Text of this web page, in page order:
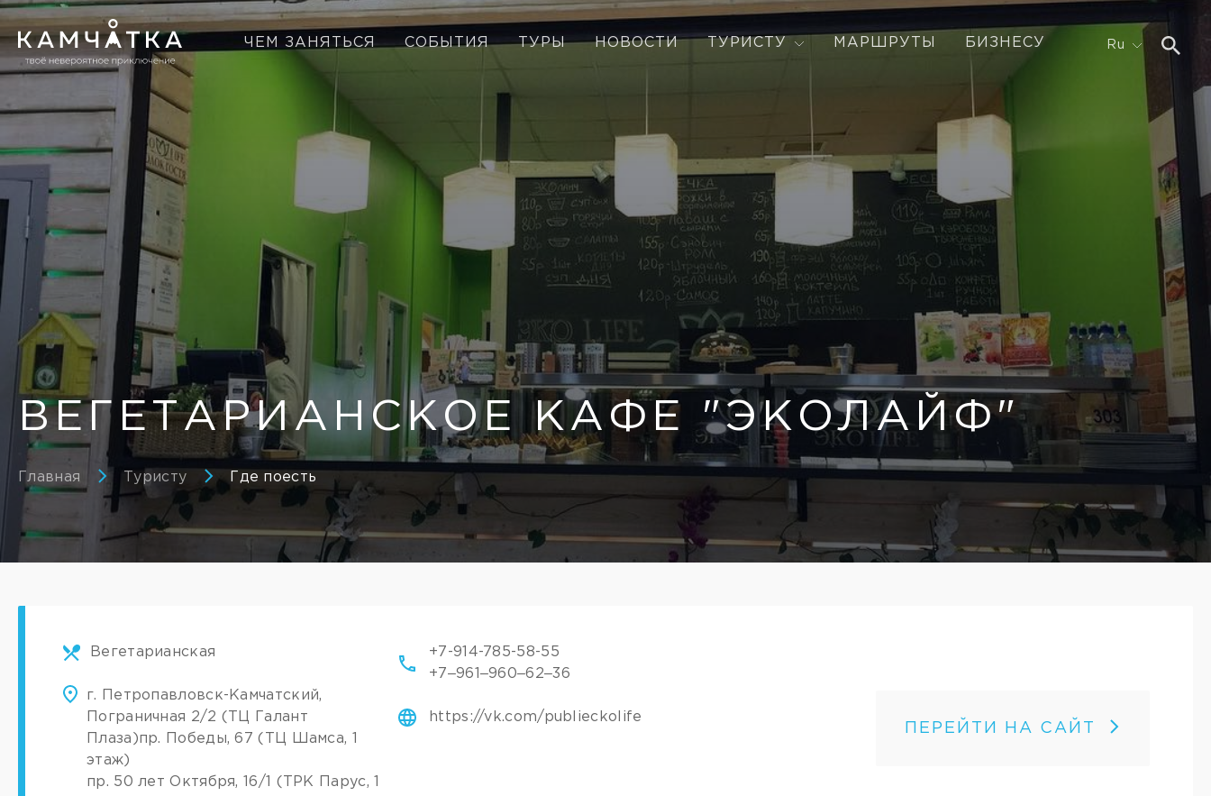
ЧЕМ ЗАНЯТЬСЯ СОБЫТИЯ ТУРЫ НОВОСТИ ТУРИСТУ МАРШРУТЫ БИЗНЕСУ Ru
ВЕГЕТАРИАНСКОЕ КАФЕ "ЭКОЛАЙФ"
Главная Туристу Где поесть
Вегетарианская
г. Петропавловск-Камчатский,
Пограничная 2/2 (ТЦ Галант
Плаза)пр. Победы, 67​ (ТЦ Шамса, 1
этаж)
пр. 50 лет Октября, 16/1​ (ТРК Парус, 1
+7-914-785-58-55
+7‒961‒960‒62‒36
https://vk.com/publieckolife
ПЕРЕЙТИ НА САЙТ